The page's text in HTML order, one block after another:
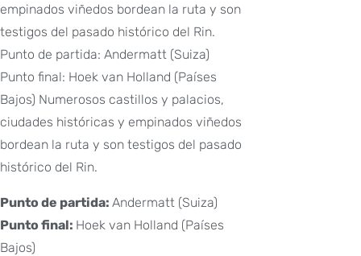
empinados viñedos bordean la ruta y son
testigos del pasado histórico del Rin.
Punto de partida: Andermatt (Suiza)
Punto final: Hoek van Holland (Países
Bajos) Numerosos castillos y palacios,
ciudades históricas y empinados viñedos
bordean la ruta y son testigos del pasado
histórico del Rin.
Punto de partida: Andermatt (Suiza)
Punto final: Hoek van Holland (Países
Bajos)